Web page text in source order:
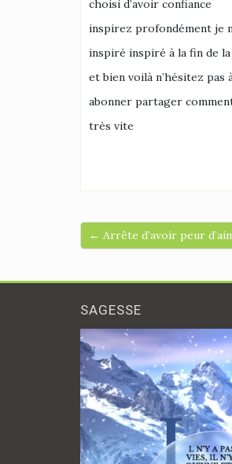
choisi d’avoir confiance
inspirez profondément je
inspiré inspiré à la fin de
et bien voilà n’hésitez pas
abonner partager
très vite
← Arrête d’avoir peur
SAGESSE